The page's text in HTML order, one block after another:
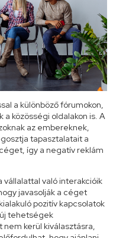
a különböző fórumokon,
közösségi oldalakon is. A
az embereknek,
tapasztalatait a
így a negatív reklám
vállalattal való interakcióik
javasolják a céget
pozitív kapcsolatok
tehetségek
kerül kiválasztásra,